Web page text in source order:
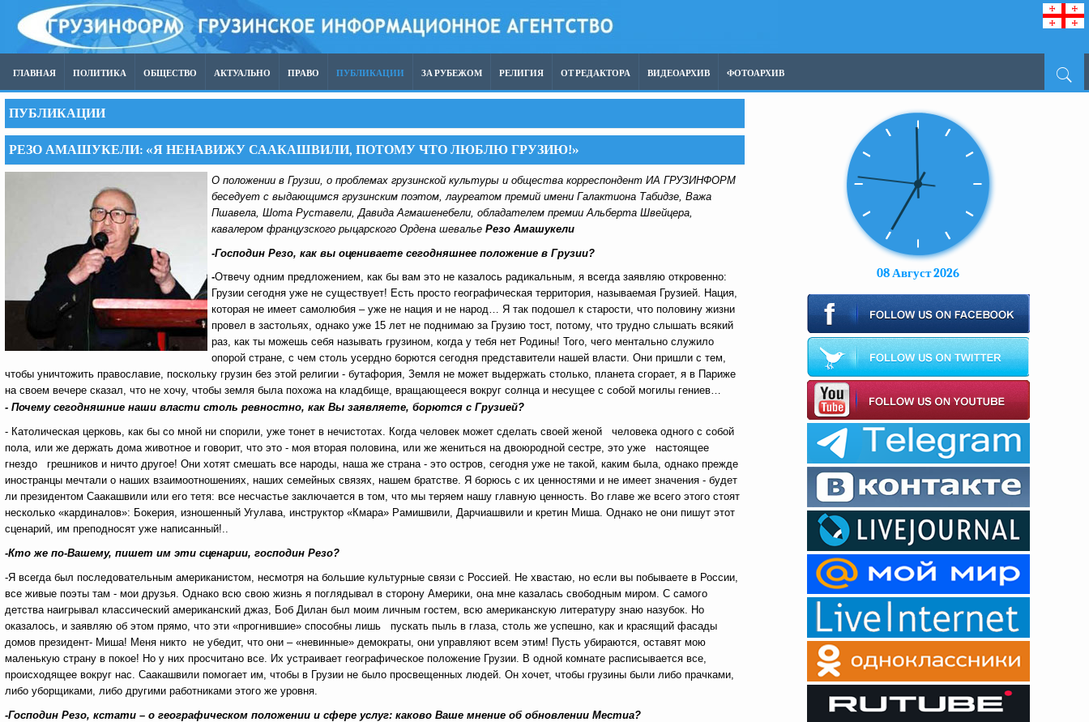
ГЛАВНАЯ ПОЛИТИКА ОБЩЕСТВО АКТУАЛЬНО ПРАВО ПУБЛИКАЦИИ ЗА РУБЕЖОМ РЕЛИГИЯ ОТ РЕДАКТОРА ВИДЕОАРХИВ ФОТОАРХИВ
ПУБЛИКАЦИИ
РЕЗО АМАШУКЕЛИ: «Я НЕНАВИЖУ СААКАШВИЛИ, ПОТОМУ ЧТО ЛЮБЛЮ ГРУЗИЮ!»
О положении в Грузии, о проблемах грузинской культуры и общества корреспондент ИА ГРУЗИНФОРМ
беседует с выдающимся грузинским поэтом, лауреатом премий имени Галактиона Табидзе, Важа
Пшавела, Шота Руставели, Давида Агмашенебели, обладателем премии Альберта Швейцера,
кавалером французского рыцарского Ордена шевалье Резо Амашукели
-Господин Резо, как вы оцениваете сегодняшнее положение в Грузии?
-Отвечу одним предложением, как бы вам это не казалось радикальным, я всегда заявляю откровенно:
Грузии сегодня уже не существует! Есть просто географическая территория, называемая Грузией. Нация,
которая не имеет самолюбия – уже не нация и не народ… Я так подошел к старости, что половину жизни
провел в застольях, однако уже 15 лет не поднимаю за Грузию тост, потому, что трудно слышать всякий
раз, как ты можешь себя называть грузином, когда у тебя нет Родины! Того, чего ментально служило
опорой стране, с чем столь усердно борются сегодня представители нашей власти. Они пришли с тем,
чтобы уничтожить православие, поскольку грузин без этой религии - бутафория, Земля не может выдержать столько, планета сгорает, я в Париже
на своем вечере сказал, что не хочу, чтобы земля была похожа на кладбище, вращающееся вокруг солнца и несущее с собой могилы гениев…
- Почему сегодняшние наши власти столь ревностно, как Вы заявляете, борются с Грузией?
- Католическая церковь, как бы со мной ни спорили, уже тонет в нечистотах. Когда человек может сделать своей женой человека одного с собой
пола, или же держать дома животное и говорит, что это - моя вторая половина, или же жениться на двоюродной сестре, это уже настоящее
гнездо грешников и ничто другое! Они хотят смешать все народы, наша же страна - это остров, сегодня уже не такой, каким была, однако прежде
иностранцы мечтали о наших взаимоотношениях, наших семейных связях, нашем братстве. Я борюсь с их ценностями и не имеет значения - будет
ли президентом Саакашвили или его тетя: все несчастье заключается в том, что мы теряем нашу главную ценность. Во главе же всего этого стоят
несколько «кардиналов»: Бокерия, изношенный Угулава, инструктор «Кмара» Рамишвили, Дарчиашвили и кретин Миша. Однако не они пишут этот
сценарий, им преподносят уже написанный!..
-Кто же по-Вашему, пишет им эти сценарии, господин Резо?
-Я всегда был последовательным американистом, несмотря на большие культурные связи с Россией. Не хвастаю, но если вы побываете в России,
все живые поэты там - мои друзья. Однако всю свою жизнь я поглядывал в сторону Америки, она мне казалась свободным миром. С самого
детства наигрывал классический американский джаз, Боб Дилан был моим личным гостем, всю американскую литературу знаю назубок. Но
оказалось, и заявляю об этом прямо, что эти «прогнившие» способны лишь пускать пыль в глаза, столь же успешно, как и красящий фасады
домов президент- Миша! Меня никто не убедит, что они – «невинные» демократы, они управляют всем этим! Пусть убираются, оставят мою
маленькую страну в покое! Но у них просчитано все. Их устраивает географическое положение Грузии. В одной комнате расписывается все,
происходящее вокруг нас. Саакашвили помогает им, чтобы в Грузии не было просвещенных людей. Он хочет, чтобы грузины были либо прачками,
либо уборщиками, либо другими работниками этого же уровня.
-Господин Резо, кстати – о географическом положении и сфере услуг: каково Ваше мнение об обновлении Местиа?
08 Август 2026